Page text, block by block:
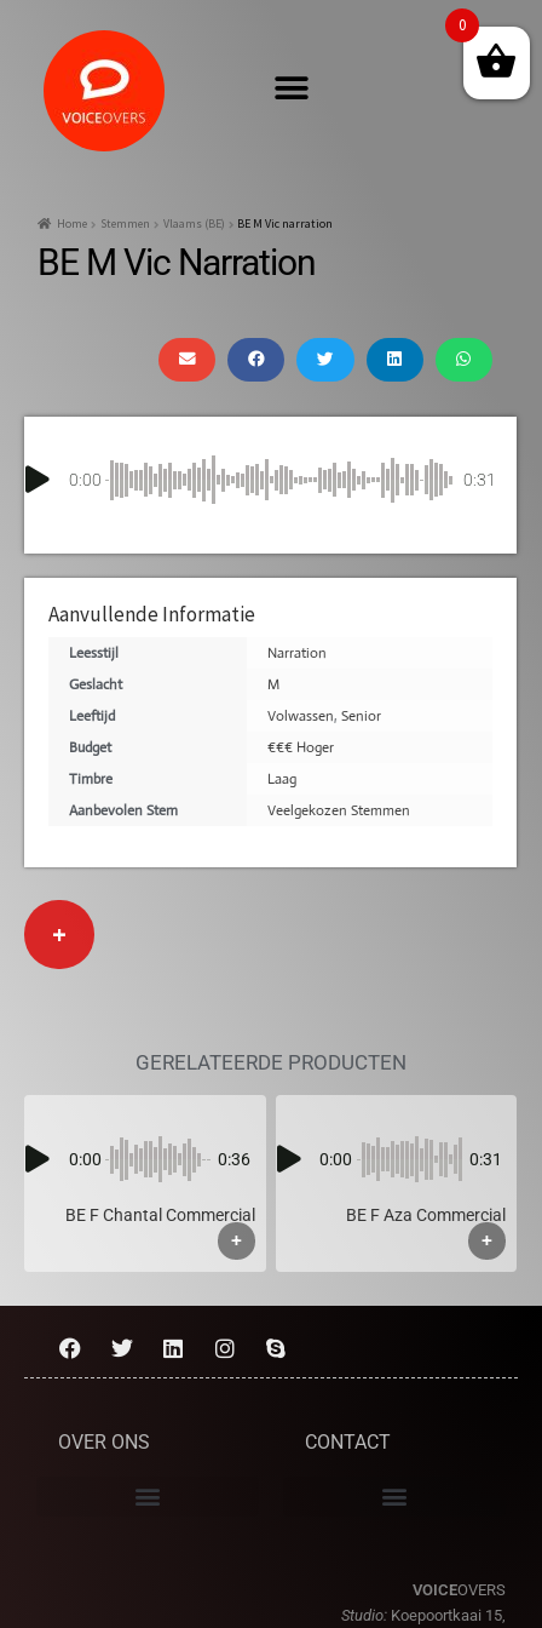
Home Stemmen Vlaams (BE) BE M Vic narration
BE M Vic Narration
0:00 0:31
Aanvullende Informatie
Leesstijl
Narration
Geslacht
M
Leeftijd
Volwassen, Senior
Budget
€€€ Hoger
Timbre
Laag
Aanbevolen Stem
Veelgekozen Stemmen
+
GERELATEERDE PRODUCTEN
0:00 0:36
BE F Chantal Commercial
+
0:00 0:31
BE F Aza Commercial
+
OVER ONS CONTACT
VOICEOVERS
Studio: Koepoortkaai 15,
0